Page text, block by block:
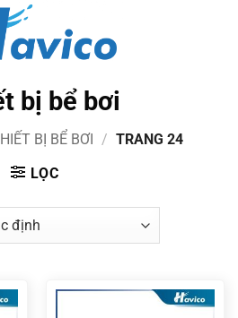
bị bể bơi
BỊ BỂ BƠI / TRANG 24
LỌC